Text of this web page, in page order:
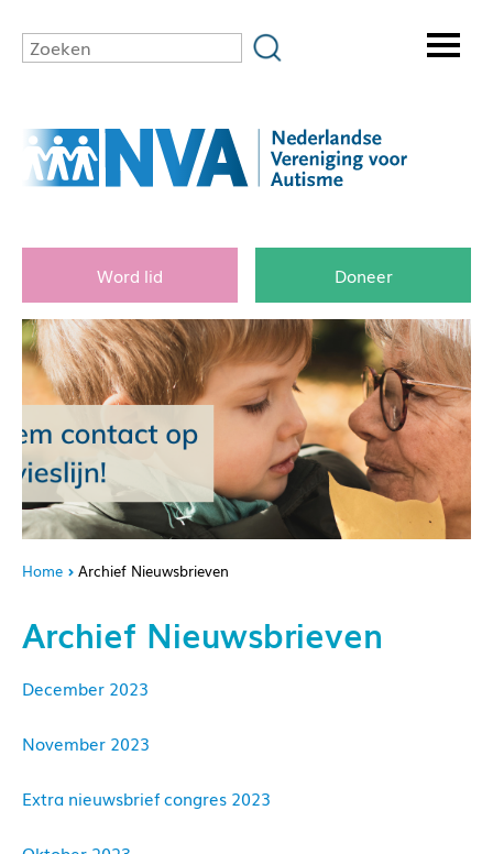
Word lid Doneer
Home Archief Nieuwsbrieven
Archief Nieuwsbrieven
December 2023
November 2023
Extra nieuwsbrief congres 2023